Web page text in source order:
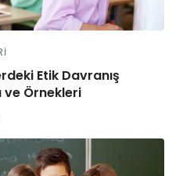
Etik Davranış
ve Örnekleri